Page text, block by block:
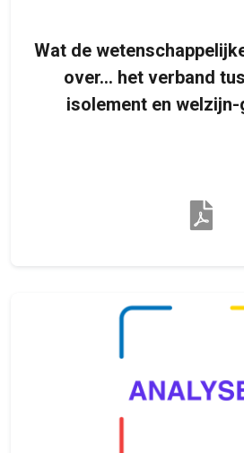
Wat de
over… het verband
isolement en